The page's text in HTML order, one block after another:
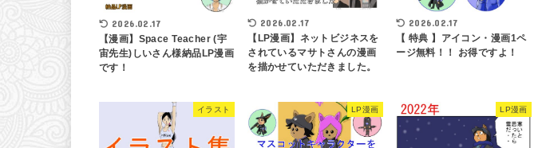
2026.02.17
【漫画】Space Teacher (宇
宙先生)しいさん様納品LP漫画
です！
2026.02.17
【LP漫画】ネットビジネスを
されているマサトさんの漫画
を描かせていただきました。
2026.02.17
【 特典 】アイコン・漫画1ペ
ージ無料！！ お得ですよ！
イラスト LP漫画 LP漫画